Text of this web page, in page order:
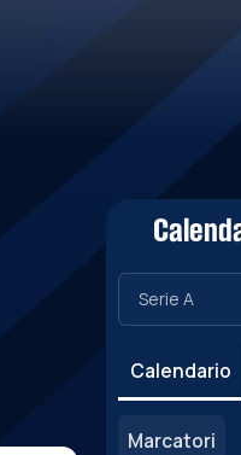
Calendario
Marcatori